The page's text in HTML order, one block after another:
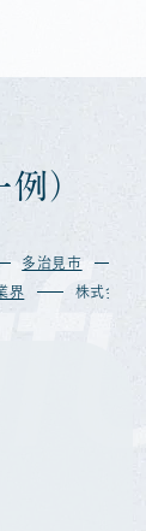
例 ）
多治見市
界 株式会社Ｅ